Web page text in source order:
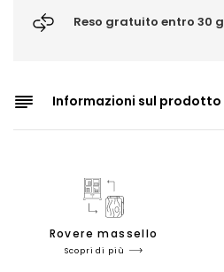
Reso gratuito entro 30
Informazioni sul prodotto
Rovere massello
Scopri di più